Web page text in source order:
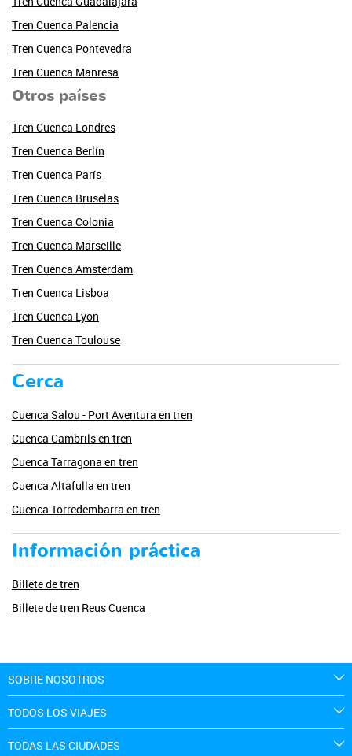
Tren Cuenca Palencia
Tren Cuenca Pontevedra
Tren Cuenca Manresa
Otros países
Tren Cuenca Londres
Tren Cuenca Berlín
Tren Cuenca París
Tren Cuenca Bruselas
Tren Cuenca Colonia
Tren Cuenca Marseille
Tren Cuenca Amsterdam
Tren Cuenca Lisboa
Tren Cuenca Lyon
Tren Cuenca Toulouse
Cerca
Cuenca Salou - Port Aventura en tren
Cuenca Cambrils en tren
Cuenca Tarragona en tren
Cuenca Altafulla en tren
Cuenca Torredembarra en tren
Información práctica
Billete de tren
Billete de tren Reus Cuenca
SOBRE NOSOTROS
TODOS LOS VIAJES
TODAS LAS CIUDADES